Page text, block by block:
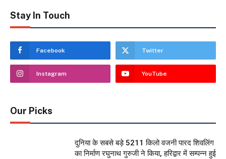
Stay In Touch
Facebook Twitter
Instagram YouTube
Our Picks
दुनिया के सबसे बड़े 5211 किलो वजनी पारद शिवलिंग
का निर्माण रघुनाथ गुरुजी ने किया, हरिद्वार में सम्पन्न हुई